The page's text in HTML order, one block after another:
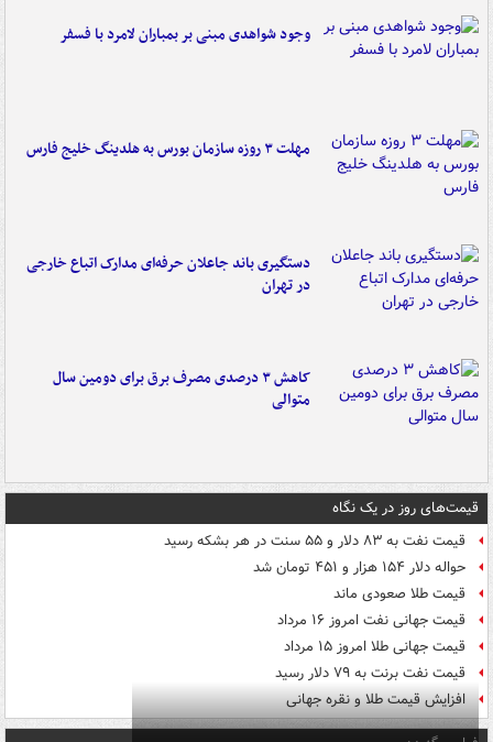
وجود شواهدی مبنی بر بمباران لامرد با فسفر
مهلت ۳ روزه سازمان بورس به هلدینگ خلیج فارس
دستگیری باند جاعلان حرفه‌ای مدارک اتباع خارجی
در تهران
کاهش ۳ درصدی مصرف برق برای دومین سال
متوالی
قیمت‌های روز در یک نگاه
قیمت نفت به ۸۳ دلار و ۵۵ سنت در هر بشکه رسید
حواله دلار ۱۵۴ هزار و ۴۵۱ تومان شد
قیمت طلا صعودی ماند
قیمت جهانی نفت امروز ۱۶ مرداد
قیمت جهانی طلا امروز ۱۵ مرداد
قیمت نفت برنت به ۷۹ دلار رسید
افزایش قیمت طلا و نقره جهانی